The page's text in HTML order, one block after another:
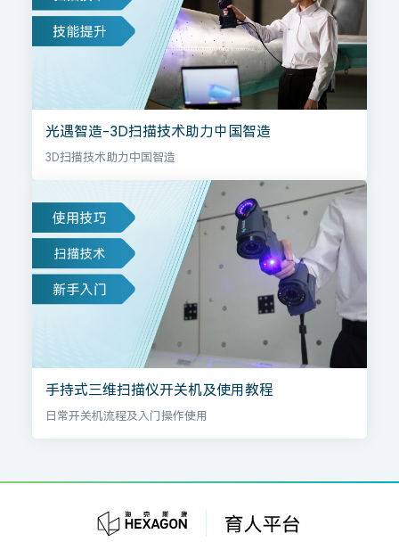
光遇智造-3D扫描技术助力中国智造
3D扫描技术助力中国智造
手持式三维扫描仪开关机及使用教程
日常开关机流程及入门操作使用